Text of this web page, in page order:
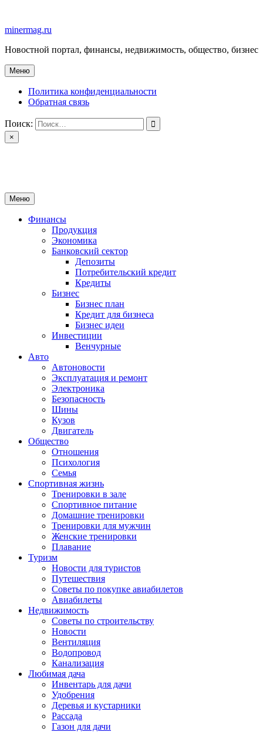
содержимому
minermag.ru
Новостной портал, финансы, недвижимость, общество, бизнес
Меню
Политика конфиденциальности
Обратная связь
Поиск:
×
Меню
Финансы
Продукция
Экономика
Банковский сектор
Депозиты
Потребительский кредит
Кредиты
Бизнес
Бизнес план
Кредит для бизнеса
Бизнес идеи
Инвестиции
Венчурные
Авто
Автоновости
Эксплуатация и ремонт
Электроника
Безопасность
Шины
Кузов
Двигатель
Общество
Отношения
Психология
Семья
Спортивная жизнь
Тренировки в зале
Спортивное питание
Домашние тренировки
Тренировки для мужчин
Женские тренировки
Плавание
Туризм
Новости для туристов
Путешествия
Советы по покупке авиабилетов
Авиабилеты
Недвижимость
Советы по строительству
Новости
Вентиляция
Водопровод
Канализация
Любимая дача
Инвентарь для дачи
Удобрения
Деревья и кустарники
Рассада
Газон для дачи